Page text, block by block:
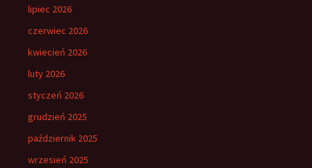
lipiec 2026
czerwiec 2026
kwiecień 2026
luty 2026
styczeń 2026
grudzień 2025
październik 2025
wrzesień 2025